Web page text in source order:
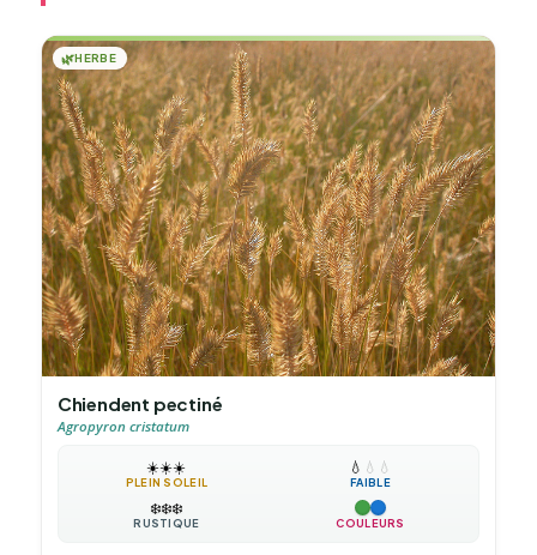
🌿HERBE
Chiendent pectiné
Agropyron cristatum
☀️☀️☀️
PLEIN SOLEIL
💧 💧 💧
FAIBLE
❄️❄️❄️
RUSTIQUE COULEURS